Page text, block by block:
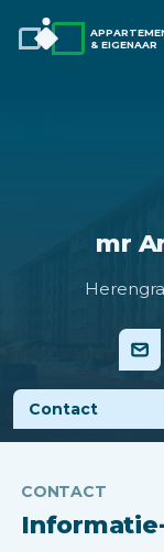
& EIGENAAR
mr
Contact
CONTACT